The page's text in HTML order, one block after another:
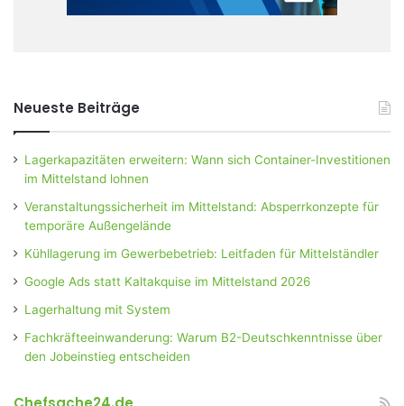
Neueste Beiträge
Lagerkapazitäten erweitern: Wann sich Container-Investitionen
im Mittelstand lohnen
Veranstaltungssicherheit im Mittelstand: Absperrkonzepte für
temporäre Außengelände
Kühllagerung im Gewerbebetrieb: Leitfaden für Mittelständler
Google Ads statt Kaltakquise im Mittelstand 2026
Lagerhaltung mit System
Fachkräfteeinwanderung: Warum B2-Deutschkenntnisse über
den Jobeinstieg entscheiden